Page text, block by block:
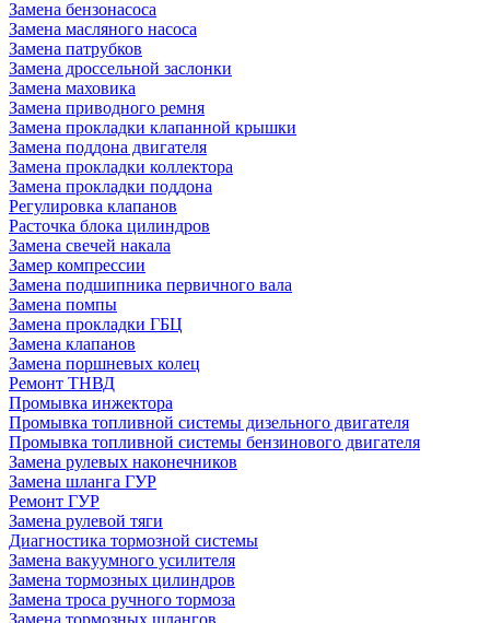
Замена бензонасоса
Замена масляного насоса
Замена патрубков
Замена дроссельной заслонки
Замена маховика
Замена приводного ремня
Замена прокладки клапанной крышки
Замена поддона двигателя
Замена прокладки коллектора
Замена прокладки поддона
Регулировка клапанов
Расточка блока цилиндров
Замена свечей накала
Замер компрессии
Замена подшипника первичного вала
Замена помпы
Замена прокладки ГБЦ
Замена клапанов
Замена поршневых колец
Ремонт ТНВД
Промывка инжектора
Промывка топливной системы дизельного двигателя
Промывка топливной системы бензинового двигателя
Замена рулевых наконечников
Замена шланга ГУР
Ремонт ГУР
Замена рулевой тяги
Диагностика тормозной системы
Замена вакуумного усилителя
Замена тормозных цилиндров
Замена троса ручного тормоза
Замена тормозных шлангов